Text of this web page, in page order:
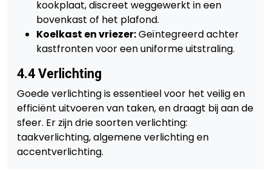
kookplaat, discreet weggewerkt in een
bovenkast of het plafond.
Koelkast en vriezer:Geïntegreerd achter
kastfronten voor een uniforme uitstraling.
4.4 Verlichting
Goede verlichting is essentieel voor het veilig en
efficiënt uitvoeren van taken, en draagt bij aan de
sfeer. Er zijn drie soorten verlichting:
taakverlichting, algemene verlichting en
accentverlichting.